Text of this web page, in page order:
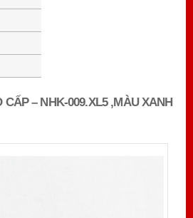
CẤP – NHK-009.XL5 ,MÀU XANH